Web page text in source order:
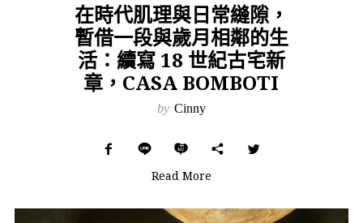
在時代肌理與日常縫隙，
暫借一段與歲月相鄰的生
活：續寫 18 世紀古宅新
章，CASA BOMBOTI
by Cinny
Read More